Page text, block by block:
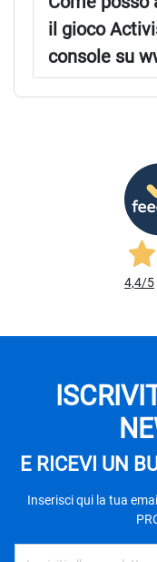
il gioco
console su
4,4/5
E RICEVI UN
Inserisci qui la tua